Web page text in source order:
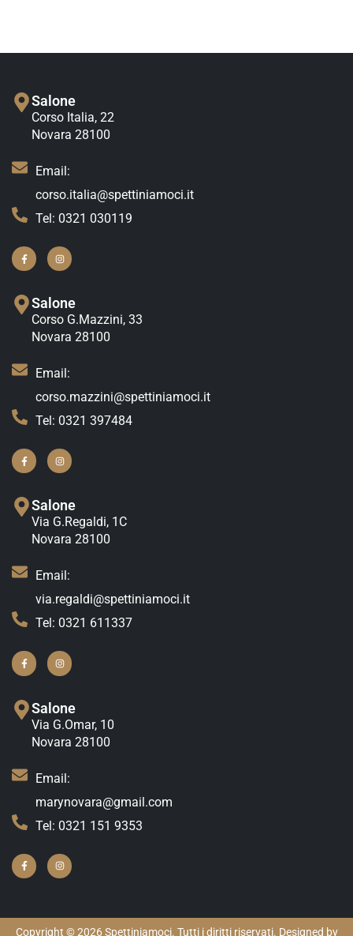
Salone
Corso Italia, 22
Novara 28100
Email:
corso.italia@spettiniamoci.it
Tel: 0321 030119
Salone
Corso G.Mazzini, 33
Novara 28100
Email:
corso.mazzini@spettiniamoci.it
Tel: 0321 397484
Salone
Via G.Regaldi, 1C
Novara 28100
Email:
via.regaldi@spettiniamoci.it
Tel: 0321 611337
Salone
Via G.Omar, 10
Novara 28100
Email:
marynovara@gmail.com
Tel: 0321 151 9353
Copyright © 2026 Spettiniamoci. Tutti i diritti riservati. Designed by